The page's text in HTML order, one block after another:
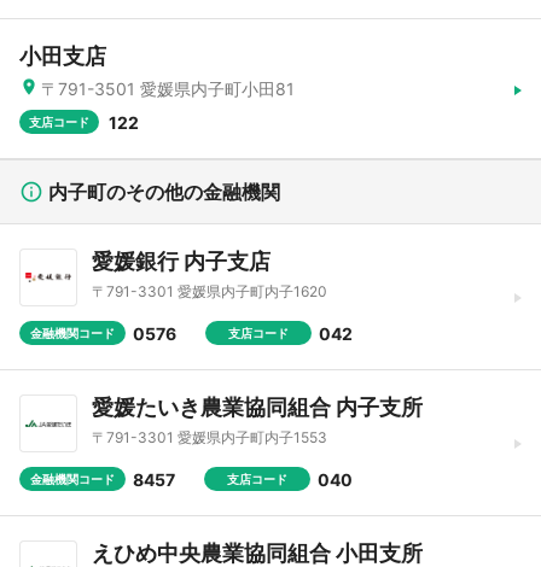
小田支店
〒791-3501 愛媛県内子町小田81
支店コード 122
内子町のその他の金融機関
愛媛銀行 内子支店
〒791-3301 愛媛県内子町内子1620
金融機関コード 0576 支店コード 042
愛媛たいき農業協同組合 内子支所
〒791-3301 愛媛県内子町内子1553
金融機関コード 8457 支店コード 040
えひめ中央農業協同組合 小田支所